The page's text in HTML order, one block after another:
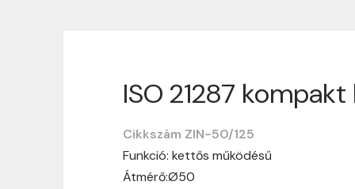
ISO 21287
Cikkszám ZIN-50/125
Funkció: kettős működésű
Átmérő:Ø50
Szállítási
Nagyon köszönjük, hogy
vásárlásotok gördülékenyen és